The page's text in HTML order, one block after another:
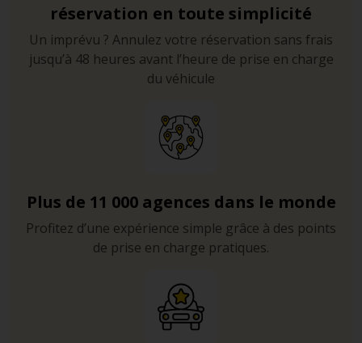
réservation en toute simplicité
Un imprévu ? Annulez votre réservation sans frais
jusqu’à 48 heures avant l’heure de prise en charge
du véhicule
Plus de 11 000 agences dans le monde
Profitez d’une expérience simple grâce à des points
de prise en charge pratiques.